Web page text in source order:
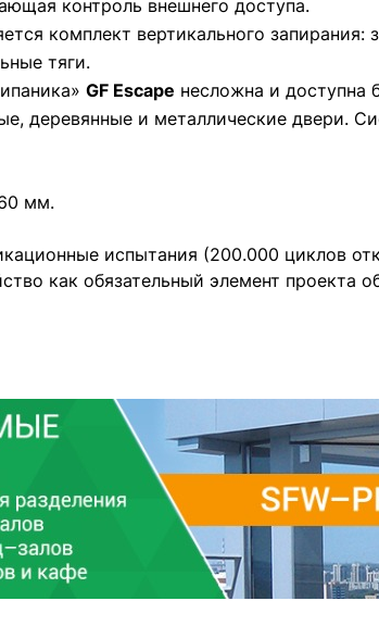
контроль внешнего доступа.
комплект вертикального запирания:
тяги.
GF Escape несложна и доступна
деревянные и металлические двери.
мм.
испытания (200.000 циклов
как обязательный элемент проекта